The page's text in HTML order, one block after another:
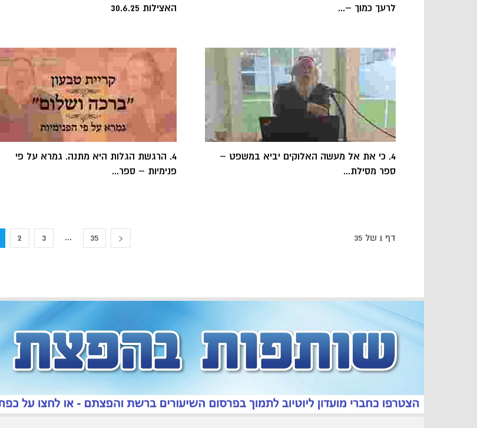
האצילות 30.6.25
לרעך כמוך –...
4. הרגשת הגלות היא מתנה. גמרא על פי
פנימיות – ספר...
4. כי את אל מעשה האלוקים יביא במשפט –
ספר מסילת...
2 3 ... 35 דף 1 של 35